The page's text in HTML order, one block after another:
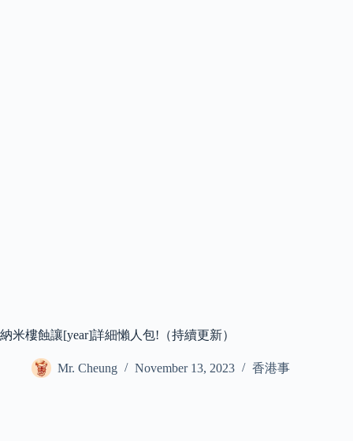
納米樓蝕讓[year]詳細懶人包!（持續更新）
Mr. Cheung November 13, 2023 香港事